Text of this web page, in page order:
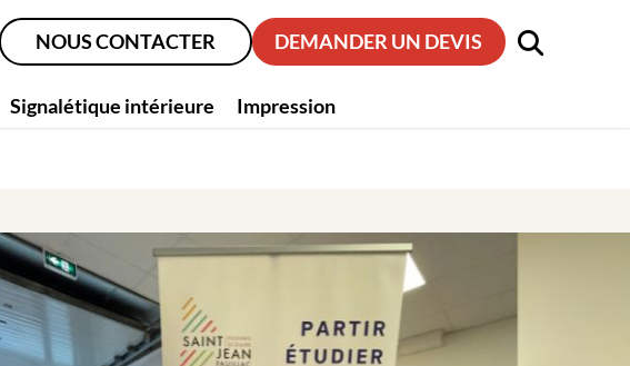
Signalétique intérieure Impression
NOUS CONTACTER DEMANDER UN DEVIS